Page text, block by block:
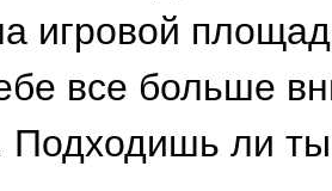
игровой
все больше
Подходишь ли